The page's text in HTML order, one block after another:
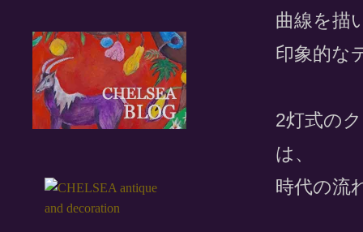
曲線を描
印象的な
2灯式の
は、
時代の流